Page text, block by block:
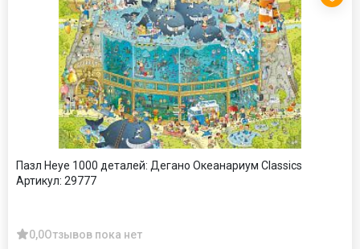
Пазл Heye 1000 деталей: Дегано Океанариум Classics
Артикул: 29777
0,0Отзывов пока нет